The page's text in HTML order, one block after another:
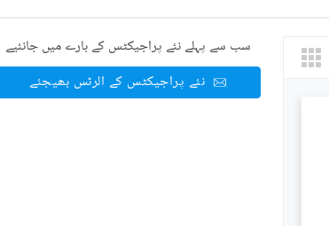
سب سے پہلے نئے پراجیکٹس کے بارے میں جانئیے
نئے پراجیکٹس کے الرٹس بھیجئے